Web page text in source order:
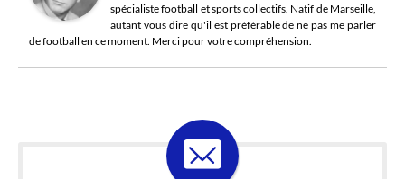
spécialiste football et sports collectifs. Natif de Marseille,
autant vous dire qu'il est préférable de ne pas me parler
de football en ce moment. Merci pour votre compréhension.